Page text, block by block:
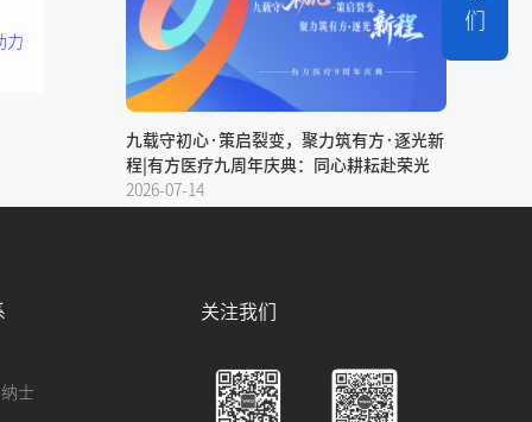
力
九载守初心·策启裂变，聚力筑有方·逐光新
程|有方医疗九周年庆典：同心耕耘赴荣光
2026-07-14
士
关注我们
们